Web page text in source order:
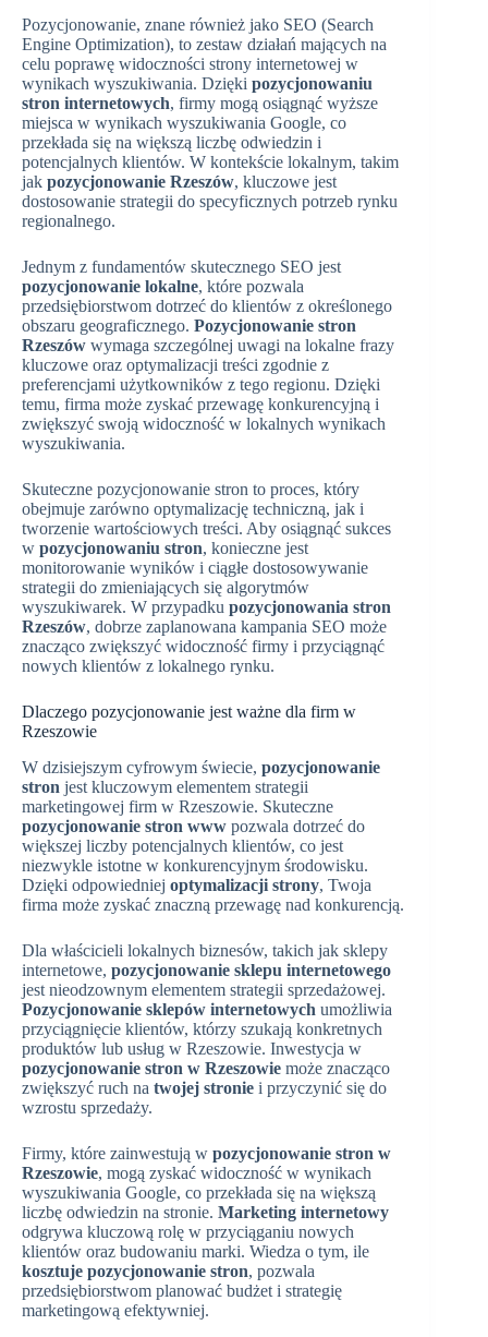
Pozycjonowanie, znane również jako SEO (Search
Engine Optimization), to zestaw działań mających na
celu poprawę widoczności strony internetowej w
wynikach wyszukiwania. Dzięki pozycjonowaniu
stron internetowych, firmy mogą osiągnąć wyższe
miejsca w wynikach wyszukiwania Google, co
przekłada się na większą liczbę odwiedzin i
potencjalnych klientów. W kontekście lokalnym, takim
jak pozycjonowanie Rzeszów, kluczowe jest
dostosowanie strategii do specyficznych potrzeb rynku
regionalnego.
Jednym z fundamentów skutecznego SEO jest
pozycjonowanie lokalne, które pozwala
przedsiębiorstwom dotrzeć do klientów z określonego
obszaru geograficznego. Pozycjonowanie stron
Rzeszów wymaga szczególnej uwagi na lokalne frazy
kluczowe oraz optymalizacji treści zgodnie z
preferencjami użytkowników z tego regionu. Dzięki
temu, firma może zyskać przewagę konkurencyjną i
zwiększyć swoją widoczność w lokalnych wynikach
wyszukiwania.
Skuteczne pozycjonowanie stron to proces, który
obejmuje zarówno optymalizację techniczną, jak i
tworzenie wartościowych treści. Aby osiągnąć sukces
w pozycjonowaniu stron, konieczne jest
monitorowanie wyników i ciągłe dostosowywanie
strategii do zmieniających się algorytmów
wyszukiwarek. W przypadku pozycjonowania stron
Rzeszów, dobrze zaplanowana kampania SEO może
znacząco zwiększyć widoczność firmy i przyciągnąć
nowych klientów z lokalnego rynku.
Dlaczego pozycjonowanie jest ważne dla firm w
Rzeszowie
W dzisiejszym cyfrowym świecie, pozycjonowanie
stron jest kluczowym elementem strategii
marketingowej firm w Rzeszowie. Skuteczne
pozycjonowanie stron www pozwala dotrzeć do
większej liczby potencjalnych klientów, co jest
niezwykle istotne w konkurencyjnym środowisku.
Dzięki odpowiedniej optymalizacji strony, Twoja
firma może zyskać znaczną przewagę nad konkurencją.
Dla właścicieli lokalnych biznesów, takich jak sklepy
internetowe, pozycjonowanie sklepu internetowego
jest nieodzownym elementem strategii sprzedażowej.
Pozycjonowanie sklepów internetowych umożliwia
przyciągnięcie klientów, którzy szukają konkretnych
produktów lub usług w Rzeszowie. Inwestycja w
pozycjonowanie stron w Rzeszowie może znacząco
zwiększyć ruch na twojej stronie i przyczynić się do
wzrostu sprzedaży.
Firmy, które zainwestują w pozycjonowanie stron w
Rzeszowie, mogą zyskać widoczność w wynikach
wyszukiwania Google, co przekłada się na większą
liczbę odwiedzin na stronie. Marketing internetowy
odgrywa kluczową rolę w przyciąganiu nowych
klientów oraz budowaniu marki. Wiedza o tym, ile
kosztuje pozycjonowanie stron, pozwala
przedsiębiorstwom planować budżet i strategię
marketingową efektywniej.